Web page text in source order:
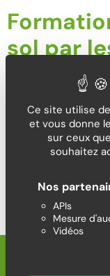
Ce site utilise
et vous donne
sur ceux
souhaitez
Nos
APIs
Mesure
Vidéos
sol par
des Clos
La Ferme des
formation sur le
indicatrices. Au
terrain, analyse
pratiques.
indicatrices du 1er